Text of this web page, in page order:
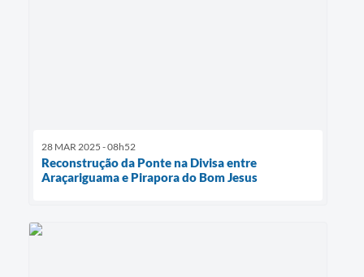
28 MAR 2025 - 08h52
Reconstrução da Ponte na Divisa entre
Araçariguama e Pirapora do Bom Jesus